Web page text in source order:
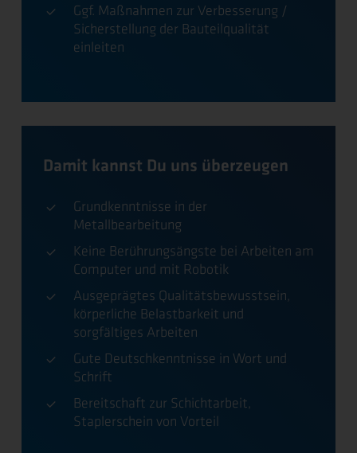
Ggf. Maßnahmen zur Verbesserung /
Sicherstellung der Bauteilqualität
einleiten
Damit kannst Du uns überzeugen
Grundkenntnisse in der
Metallbearbeitung
Keine Berührungsängste bei Arbeiten am
Computer und mit Robotik
Ausgeprägtes Qualitätsbewusstsein,
körperliche Belastbarkeit und
sorgfältiges Arbeiten
Gute Deutschkenntnisse in Wort und
Schrift
Bereitschaft zur Schichtarbeit,
Staplerschein von Vorteil